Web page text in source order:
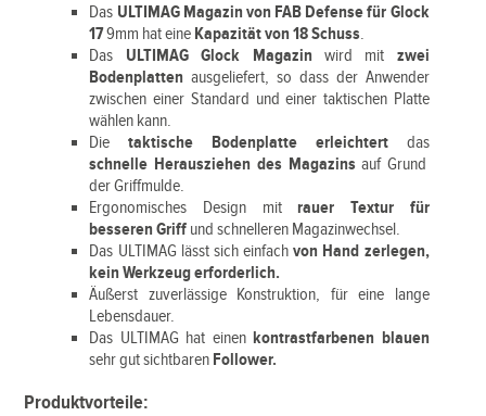
Das ULTIMAG Magazin von FAB Defense für Glock
179mm hat eine Kapazität von 18 Schuss.
Das ULTIMAG Glock Magazin wird mit zwei
Bodenplatten ausgeliefert, so dass der Anwender
zwischen einer Standard und einer taktischen Platte
wählen kann.
Die taktische Bodenplatte erleichtert das
schnelle Herausziehen des Magazinsauf Grund
der Griffmulde.
Ergonomisches Design mit rauer Textur für
besseren Griff und schnelleren Magazinwechsel.
Das ULTIMAG lässt sich einfachvon Hand zerlegen,
kein Werkzeug erforderlich.
Äußerst zuverlässige Konstruktion, für eine lange
Lebensdauer.
Das ULTIMAG hat einenkontrastfarbenen blauen
sehr gut sichtbaren Follower.
Produktvorteile: